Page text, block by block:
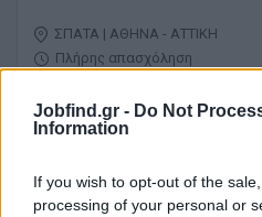
Jobfind.gr - Do Not
Information
If you wish to opt-out of the
processing of your personal or
ΣΠΑΤΑ | ΑΘΗΝΑ - ΑΤΤΙΚΗ
Πλήρης απασχόληση
Βοηθός Τεχνίτης